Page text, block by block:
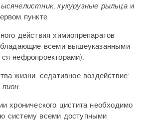
кукурузные рыльцаи
пункте.
действия химиопрепаратов
всеми вышеуказанными
нефропроекторами).
жизни, седативное воздействие:
.
хронического цистита необходимо
систему всеми доступными